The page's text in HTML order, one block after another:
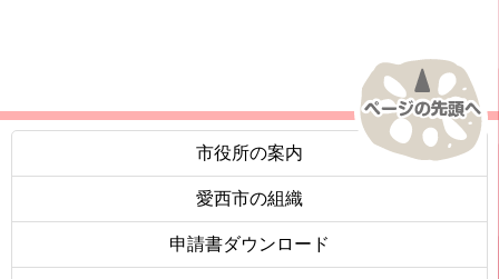
市役所の案内
愛西市の組織
申請書ダウンロード